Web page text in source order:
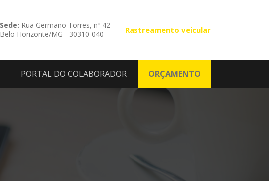
Sede: Rua Germano Torres, nº 42
Belo Horizonte/MG - 30310-040
Rastreamento veicular
PORTAL DO COLABORADOR ORÇAMENTO